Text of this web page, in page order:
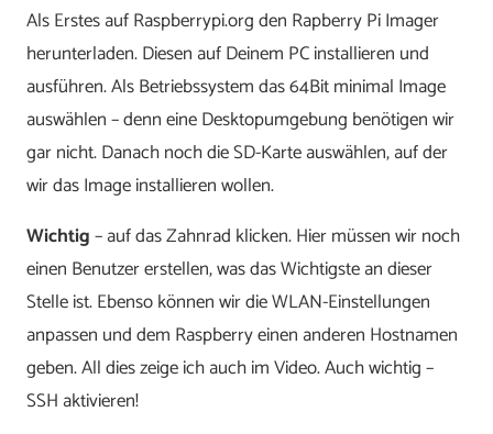
Als Erstes auf Raspberrypi.org den Rapberry Pi Imager
herunterladen. Diesen auf Deinem PC installieren und
ausführen. Als Betriebssystem das 64Bit minimal Image
auswählen – denn eine Desktopumgebung benötigen wir
gar nicht. Danach noch die SD-Karte auswählen, auf der
wir das Image installieren wollen.
Wichtig– auf das Zahnrad klicken. Hier müssen wir noch
einen Benutzer erstellen, was das Wichtigste an dieser
Stelle ist. Ebenso können wir die WLAN-Einstellungen
anpassen und dem Raspberry einen anderen Hostnamen
geben. All dies zeige ich auch im Video. Auch wichtig –
SSH aktivieren!